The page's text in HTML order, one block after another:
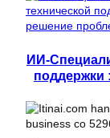
ИИ-
поддержки